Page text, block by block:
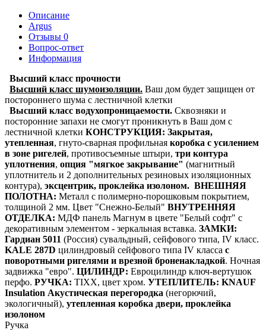
Описание
Argus
Отзывы 0
Вопрос-ответ
Информация
Высший класс прочности
Высший класс шумоизоляции. Ваш дом будет защищен от
постороннего шума с лестничной клетки
Высший класс водухопроницаемости. Сквозняки и
посторонние запахи не смогут проникнуть в Ваш дом с
лестничной клетки КОНСТРУКЦИЯ: Закрытая,
утепленная, гнуто-сварная профильная коробка с усилением
в зоне ригелей, противосъемные штыри, три контура
уплотнения, опция "мягкое закрывание" (магнитный
уплотнитель и 2 дополнительных резиновых изоляционных
контура), эксцентрик, проклейка изолоном. ВНЕШНЯЯ
ПОЛОТНА: Металл с полимерно-порошковым покрытием,
толщиной 2 мм. Цвет "Снежно-Белый" ВНУТРЕННЯЯ
ОТДЕЛКА: МДФ панель Магнум в цвете "Белый софт" с
декоративным элементом - зеркальная вставка. ЗАМКИ:
Гардиан 5011 (Россия) сувальдный, сейфового типа, IV класс.
KALE 287D цилиндровый сейфового типа IV класса с
поворотными ригелями и врезной броненакладкой. Ночная
задвижка "евро". ЦИЛИНДР: Евроцилиндр ключ-вертушок
перфо. РУЧКА: TIXX, цвет хром. УТЕПЛИТЕЛЬ: KNAUF
Insulation Акустическая перегородка (негорючий,
экологичный), утепленная коробка двери, проклейка
изолоном
Ручка